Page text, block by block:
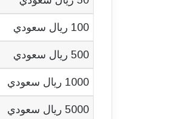
100 ريال سعودي
500 ريال سعودي
1000 ريال سعودي
5000 ريال سعودي